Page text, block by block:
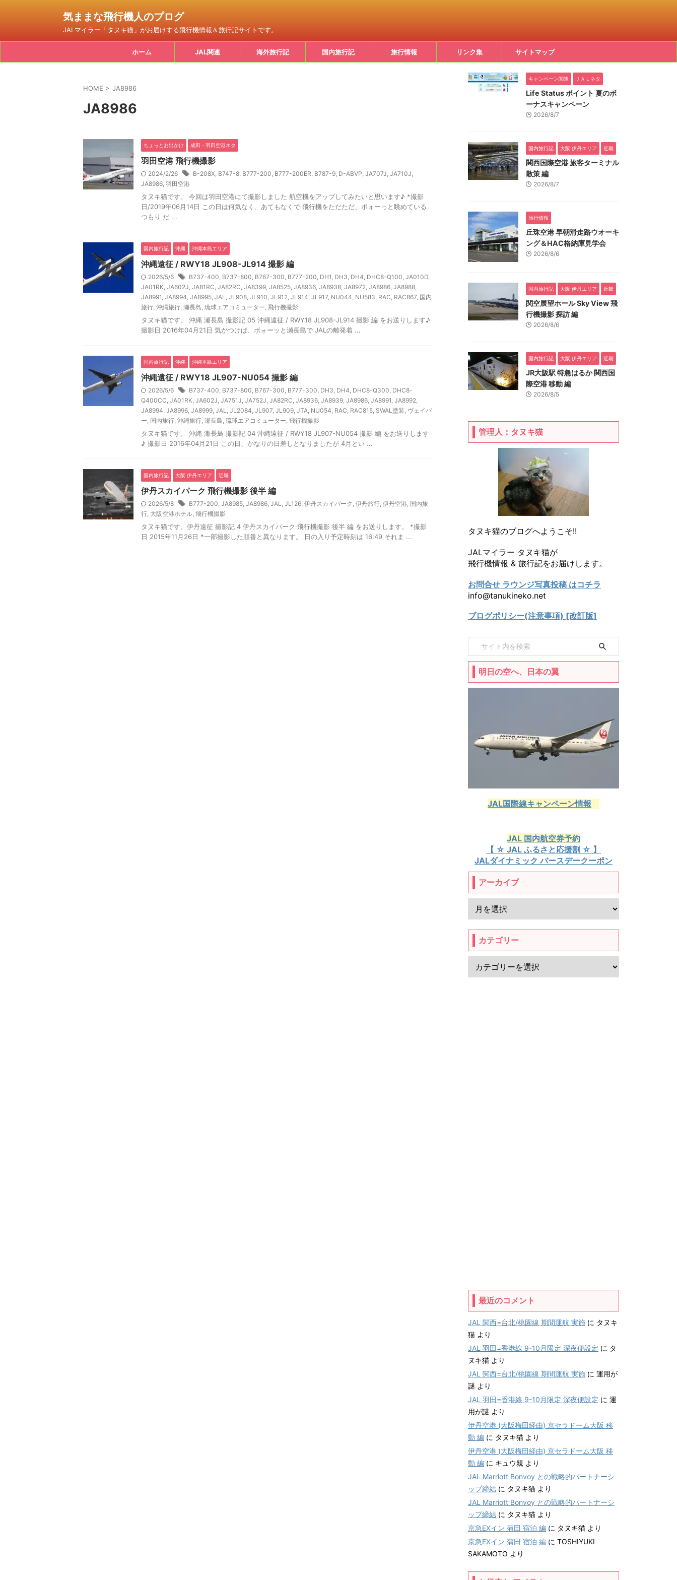
気ままな飛行機人のプログ
JALマイラー「タヌキ猫」がお届けする飛行機情報＆旅行記サイトです。
ホーム JAL関連 海外旅行記 国内旅行記 旅行情報 リンク集 サイトマップ
HOME > JA8986
JA8986
ちょっとお出かけ 成田・羽田空港ネタ
羽田空港 飛行機撮影
2024/2/26 B-208X, B747-8, B777-200, B777-200ER, B787-9, D-ABVP, JA707J, JA710J,
JA8986, 羽田空港
タヌキ猫です。 今回は羽田空港にて撮影しました 航空機をアップしてみたいと思います♪ *撮影
日/2019年06月14日 この日は何気なく、あてもなくで 飛行機をただただ、ボォーっと眺めている
つもり だ ...
国内旅行記 沖縄 沖縄本島エリア
沖縄遠征 / RWY18 JL908-JL914 撮影 編
2026/5/6 B737-400, B737-800, B767-300, B777-200, DH1, DH3, DH4, DHC8-Q100, JA010D,
JA01RK, JA602J, JA81RC, JA82RC, JA8399, JA8525, JA8936, JA8938, JA8972, JA8986, JA8988,
JA8991, JA8994, JA8995, JAL, JL908, JL910, JL912, JL914, JL917, NU044, NU583, RAC, RAC867, 国内
旅行, 沖縄旅行, 瀬長島, 琉球エアコミューター, 飛行機撮影
タヌキ猫です。 沖縄 瀬長島 撮影記 05 沖縄遠征 / RWY18 JL908-JL914 撮影 編 をお送りします♪
撮影日 2016年04月21日 気がつけば、ボォーッと瀬長島で JALの離発着 ...
国内旅行記 沖縄 沖縄本島エリア
沖縄遠征 / RWY18 JL907-NU054 撮影 編
2026/5/6 B737-400, B737-800, B767-300, B777-300, DH3, DH4, DHC8-Q300, DHC8-
Q400CC, JA01RK, JA602J, JA751J, JA752J, JA82RC, JA8936, JA8939, JA8986, JA8991, JA8992,
JA8994, JA8996, JA8999, JAL, JL2084, JL907, JL909, JTA, NU054, RAC, RAC815, SWAL塗装, ヴェイパ
ー, 国内旅行, 沖縄旅行, 瀬長島, 琉球エアコミューター, 飛行機撮影
タヌキ猫です。 沖縄 瀬長島 撮影記 04 沖縄遠征 / RWY18 JL907-NU054 撮影 編 をお送りします
♪ 撮影日 2016年04月21日 この日、かなりの日差しとなりましたが 4月とい ...
国内旅行記 大阪 伊丹エリア 近畿
伊丹スカイパーク 飛行機撮影 後半 編
2026/5/8 B777-200, JA8985, JA8986, JAL, JL126, 伊丹スカイパーク , 伊丹旅行, 伊丹空港, 国内旅
行, 大阪空港ホテル, 飛行機撮影
タヌキ猫です。伊丹遠征 撮影記 4 伊丹スカイパーク 飛行機撮影 後半 編 をお送りします。 *撮影
日 2015年11月26日 *一部撮影した順番と異なります。 日の入り予定時刻は 16:49 それま ...
キャンペーン関連 ＪＡＬネタ
Life Status ポイント 夏のボ
ーナスキャンペーン
2026/8/7
国内旅行記 大阪 伊丹エリア 近畿
関西国際空港 旅客ターミナル
散策 編
2026/8/7
旅行情報
丘珠空港 早朝滑走路ウオーキ
ング＆HAC格納庫見学会
2026/8/6
国内旅行記 大阪 伊丹エリア 近畿
関空展望ホール Sky View 飛
行機撮影 探訪 編
2026/8/6
国内旅行記 大阪 伊丹エリア 近畿
JR大阪駅 特急はるか 関西国
際空港 移動 編
2026/8/5
管理人：タヌキ猫
タヌキ猫のブログへようこそ!!
JALマイラー タヌキ猫が
飛行機情報 & 旅行記をお届けします。
お問合せ ラウンジ写真投稿 はコチラ
info@tanukineko.net
ブログポリシー(注意事項) [改訂版]
明日の空へ、日本の翼
JAL国際線キャンペーン情報
JAL 国内航空券予約
【 ☆ JAL ふるさと応援割 ☆ 】
JALダイナミック バースデークーポン
アーカイブ
カテゴリー
最近のコメント
JAL 関西=台北/桃園線 期間運航 実施 に タヌキ
猫 より
JAL 羽田=香港線 9-10月限定 深夜便設定 に タ
ヌキ猫 より
JAL 関西=台北/桃園線 期間運航 実施 に 運用が
謎 より
JAL 羽田=香港線 9-10月限定 深夜便設定 に 運
用が謎 より
伊丹空港 (大阪梅田経由) 京セラドーム大阪 移
動 編 に タヌキ猫 より
伊丹空港 (大阪梅田経由) 京セラドーム大阪 移
動 編 に キュウ親 より
JAL Marriott Bonvoy との戦略的パートナーシ
ップ締結 に タヌキ猫 より
JAL Marriott Bonvoy との戦略的パートナーシ
ップ締結 に タヌキ猫 より
京急EXイン 蒲田 宿泊 編 に タヌキ猫 より
京急EXイン 蒲田 宿泊 編 に TOSHIYUKI
SAKAMOTO より